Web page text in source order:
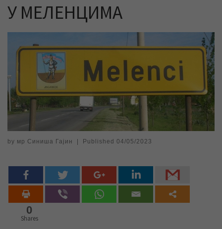
У МЕЛЕНЦИМА
by мр Синиша Гајин Published 04/05/2023
0
Shares